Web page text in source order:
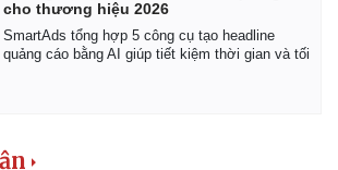
cho thương hiệu 2026
SmartAds tổng hợp 5 công cụ tạo headline
quảng cáo bằng AI giúp tiết kiệm thời gian và tối